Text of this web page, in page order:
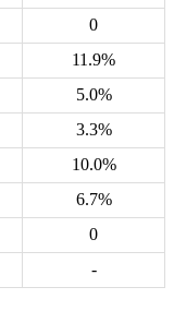
0
11.9%
5.0%
3.3%
10.0%
6.7%
0
-